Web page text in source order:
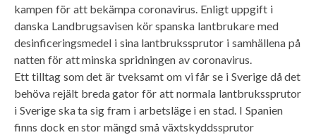
kampen för att bekämpa coronavirus. Enligt uppgift i
danska Landbrugsavisen kör spanska lantbrukare med
desinficeringsmedel i sina lantbrukssprutor i samhällena på
natten för att minska spridningen av coronavirus.
Ett tilltag som det är tveksamt om vi får se i Sverige då det
behöva rejält breda gator för att normala lantbrukssprutor
i Sverige ska ta sig fram i arbetsläge i en stad. I Spanien
finns dock en stor mängd små växtskyddssprutor